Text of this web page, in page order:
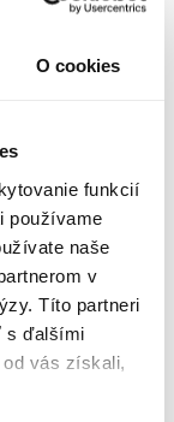
O cookies
funkcií
používame
naše
v
Títo partneri
s ďalšími
vás získali,
ochorení.
navrhnutá zmes
bylín.
bylín je rýchlou a
aj
...